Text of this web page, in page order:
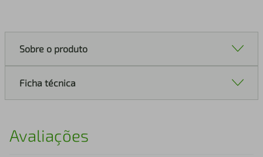
Sobre o produto
Ficha técnica
Avaliações